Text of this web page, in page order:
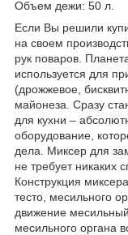
Объем дежи: 50 л.
Если Вы решили
на своем
рук поваров.
используется для
(дрожжевое,
майонеза. Сразу
для кухни –
оборудование,
дела. Миксер для
не требует никаких
Конструкция
тесто, месильного
движение
месильного органа